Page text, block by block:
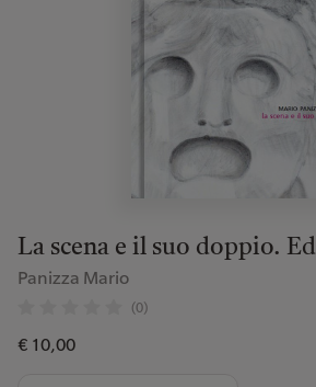
La scena e il suo doppio.
Panizza Mario
(0)
€ 10,00